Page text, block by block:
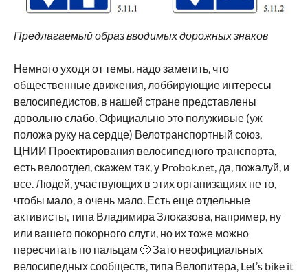
Предлагаемый образ вводимых дорожных знаков
Немного уходя от темы, надо заметить, что
общественные движения, лоббирующие интересы
велосипедистов, в нашей стране представлены
довольно слабо. Официально это полуживые (уж
положа руку на сердце) Велотранспортный союз,
ЦНИИ Проектирования велосипедного транспорта,
есть велоотдел, скажем так, у Probok.net, да, пожалуй, и
все. Людей, участвующих в этих организациях не то,
чтобы мало, а очень мало. Есть еще отдельные
активисты, типа Владимира Злоказова, например, ну
или вашего покорного слуги, но их тоже можно
пересчитать по пальцам 🙂 Зато неофициальных
велосипедных сообществ, типа Велопитера, Let’s bike it